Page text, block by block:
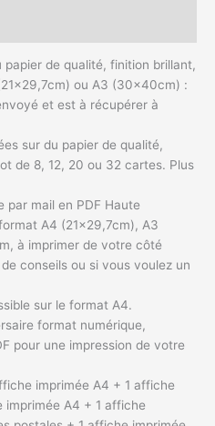
papier de qualité, finition brillant,
ou A3 (30x40cm) :
et est à récupérer à
sur du papier de qualité,
de 8, 12, 20 ou 32 cartes. Plus
par mail en PDF Haute
A4 (21×29,7cm), A3
à imprimer de votre côté
conseils ou si vous voulez un
sur le format A4.
format numérique,
pour une impression de votre
imprimée A4 + 1 affiche
imprimée A4 + 1 affiche